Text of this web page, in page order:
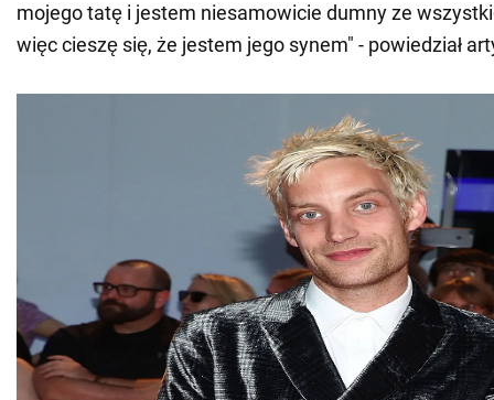
mojego tatę i jestem niesamowicie dumny ze
więc cieszę się, że jestem jego synem" - powiedział